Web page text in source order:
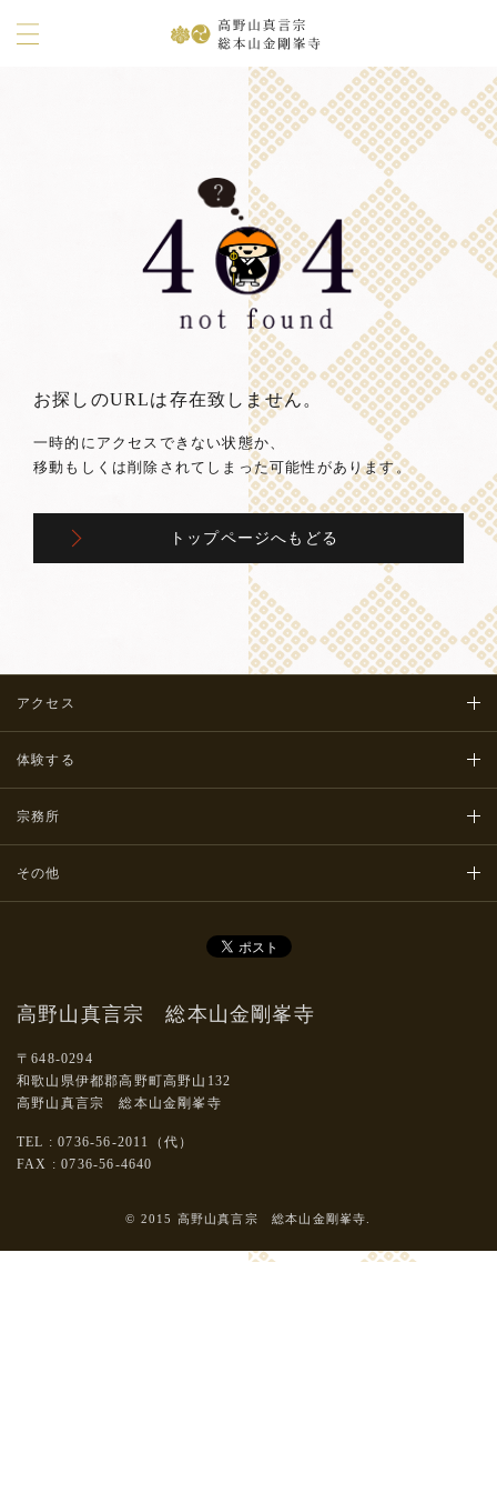
お探しのURLは存在致しません。
一時的にアクセスできない状態か、
移動もしくは削除されてしまった可能性があります。
トップページへもどる
アクセス
体験する
宗務所
その他
高野山真言宗 総本山金剛峯寺
〒648-0294
和歌山県伊都郡高野町高野山132
高野山真言宗 総本山金剛峯寺
TEL : 0736-56-2011（代）
FAX : 0736-56-4640
© 2015 高野山真言宗 総本山金剛峯寺.